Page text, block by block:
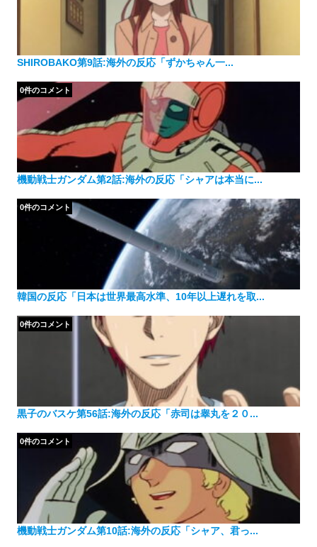
SHIROBAKO第9話:海外の反応「ずかちゃん一...
機動戦士ガンダム第2話:海外の反応「シャアは本当に...
0件のコメント
韓国の反応「日本は世界最高水準、10年以上遅れを取...
0件のコメント
黒子のバスケ第56話:海外の反応「赤司は睾丸を２０...
0件のコメント
機動戦士ガンダム第10話:海外の反応「シャア、君っ...
0件のコメント